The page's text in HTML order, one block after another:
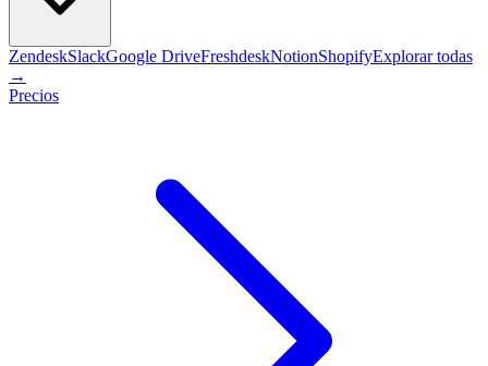
ZendeskSlackGoogle DriveFreshdeskNotionShopifyExplorar todas
→
Precios